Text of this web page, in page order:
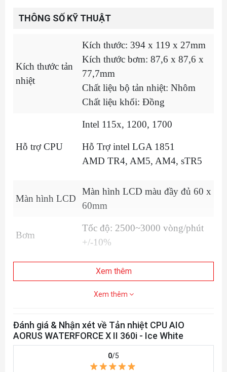
THÔNG SỐ KỸ THUẬT
Kích thước tản
nhiệt
Kích thước: 394 x 119 x 27mm
Kích thước bơm: 87,6 x 87,6 x
77,7mm
Chất liệu bộ tản nhiệt: Nhôm
Chất liệu khối: Đồng
Hỗ trợ CPU
Intel 115x, 1200, 1700
Hỗ Trợ intel LGA 1851
AMD TR4, AM5, AM4, sTR5
Màn hình LCD
Màn hình LCD màu đầy đủ 60 x
60mm
Bơm
Tốc độ: 2500~3000 vòng/phút
+/-10%
Thông số kỹ thuật: 3 quạt
ARGB 120mm
Tốc độ: 800~2400 vòng/phút
Loại ổ trục: FDB
Lưu lượng khí: 72 CFM
Độ ồn: 12~37,5 dBA
Xem thêm
Xem thêm
Đánh giá & Nhận xét về Tản nhiệt CPU AIO
AORUS WATERFORCE X II 360i - Ice White
0/5